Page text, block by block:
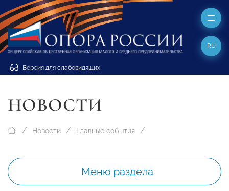
Версия для слабовидящих
RU
НОВОСТИ
Новости Главные события
Меню раздела